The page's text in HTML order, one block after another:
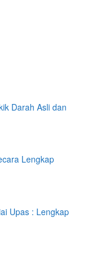
Darah Asli dan
Lengkap
Upas : Lengkap